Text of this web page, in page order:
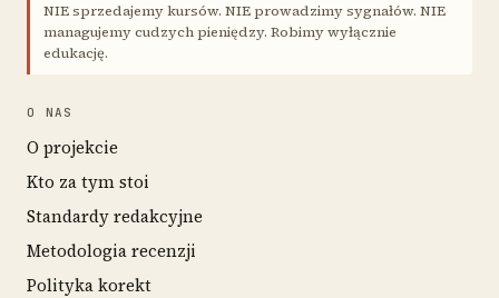
NIE sprzedajemy kursów. NIE prowadzimy sygnałów. NIE
managujemy cudzych pieniędzy. Robimy wyłącznie
edukację.
O NAS
O projekcie
Kto za tym stoi
Standardy redakcyjne
Metodologia recenzji
Polityka korekt